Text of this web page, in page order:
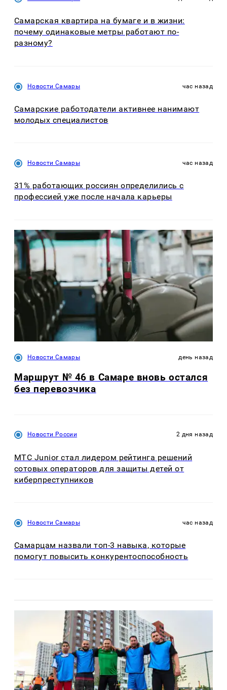
Самарская квартира на бумаге и в жизни:
почему одинаковые метры работают по-
разному?
Новости Самары час назад
Самарские работодатели активнее нанимают
молодых специалистов
Новости Самары час назад
31% работающих россиян определились с
профессией уже после начала карьеры
Новости Самары день назад
Маршрут № 46 в Самаре вновь остался
без перевозчика
Новости России 2 дня назад
МТС Junior стал лидером рейтинга решений
сотовых операторов для защиты детей от
киберпреступников
Новости Самары час назад
Самарцам назвали топ-3 навыка, которые
помогут повысить конкурентоспособность